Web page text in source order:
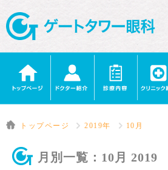
トップページ 2019年 10月
月別一覧：10月 2019